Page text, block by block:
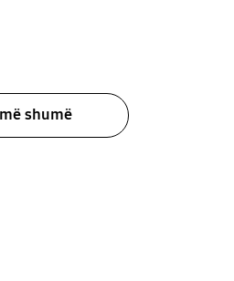
shumë